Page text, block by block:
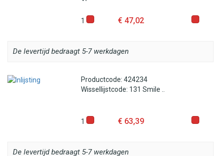
1 € 47,02
De levertijd bedraagt 5-7 werkdagen
Productcode: 424234
Wissellijstcode: 131 Smile ..
1 € 63,39
De levertijd bedraagt 5-7 werkdagen